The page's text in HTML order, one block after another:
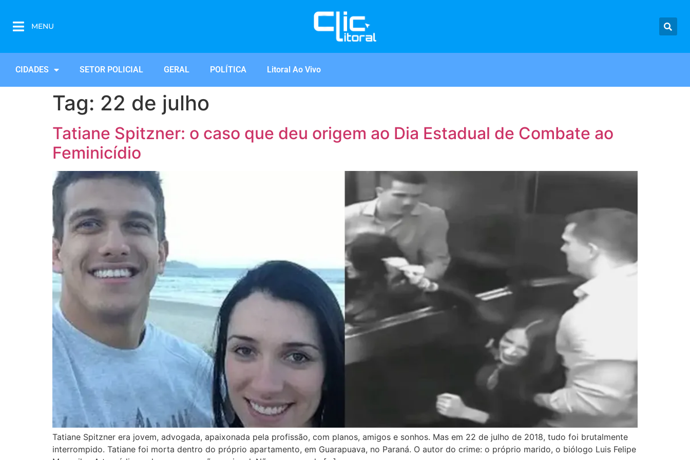
MENU
CIDADES SETOR POLICIAL GERAL POLÍTICA Litoral Ao Vivo
Tag: 22 de julho
Tatiane Spitzner: o caso que deu origem ao Dia Estadual de Combate ao
Feminicídio
Tatiane Spitzner era jovem, advogada, apaixonada pela profissão, com planos, amigos e sonhos. Mas em 22 de julho de 2018, tudo foi brutalmente
interrompido. Tatiane foi morta dentro do próprio apartamento, em Guarapuava, no Paraná. O autor do crime: o próprio marido, o biólogo Luis Felipe